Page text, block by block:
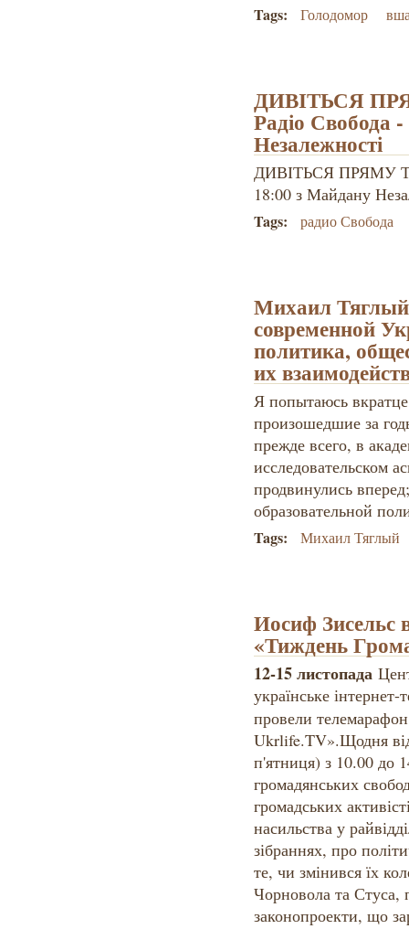
Tags: Голодомор
ДИВІТЬСЯ
Радіо Свобода
Незалежності
ДИВІТЬСЯ ПРЯМУ
18:00 з Майдану
Tags: радио Свобода
Михаил
современной
политика,
их
Я попытаюсь
произошедшие за
прежде всего, в
исследовательском
продвинулись
образовательной
Tags: Михаил Тяглый
Иосиф Зисельс
«Тиждень
12-15 листопада
українське
провели
Ukrlife.TV».Щодня
п'ятниця) з 10.00 до
громадянських
громадських
насильства у
зібраннях, про
те, чи змінився їх
Чорновола та Стуса,
законопроекти, що